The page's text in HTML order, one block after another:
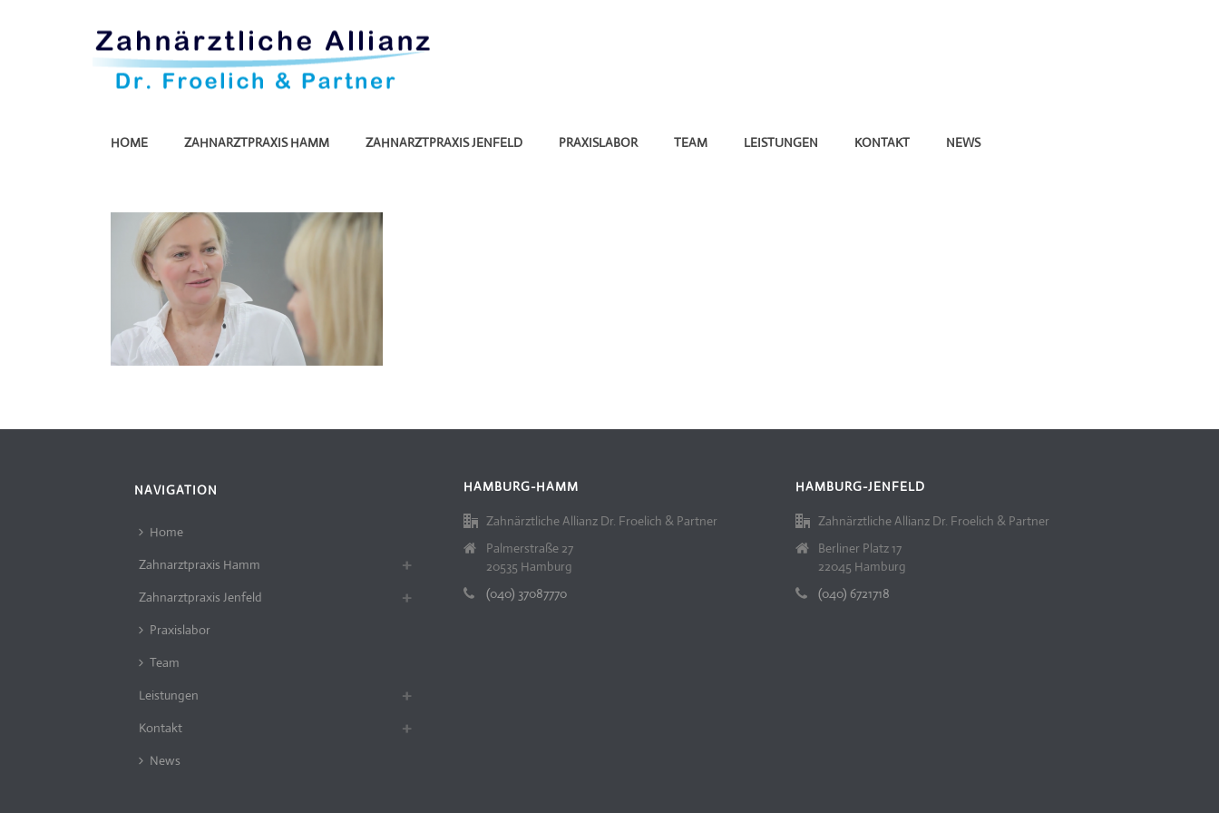
HOME ZAHNARZTPRAXIS HAMM ZAHNARZTPRAXIS JENFELD PRAXISLABOR TEAM LEISTUNGEN KONTAKT NEWS
NAVIGATION
Home
Zahnarztpraxis Hamm
Zahnarztpraxis Jenfeld
Praxislabor
Team
Leistungen
Kontakt
News
HAMBURG-HAMM
Zahnärztliche Allianz Dr. Froelich & Partner
Palmerstraße 27
20535 Hamburg
(040) 37087770
HAMBURG-JENFELD
Zahnärztliche Allianz Dr. Froelich & Partner
Berliner Platz 17
22045 Hamburg
(040) 6721718